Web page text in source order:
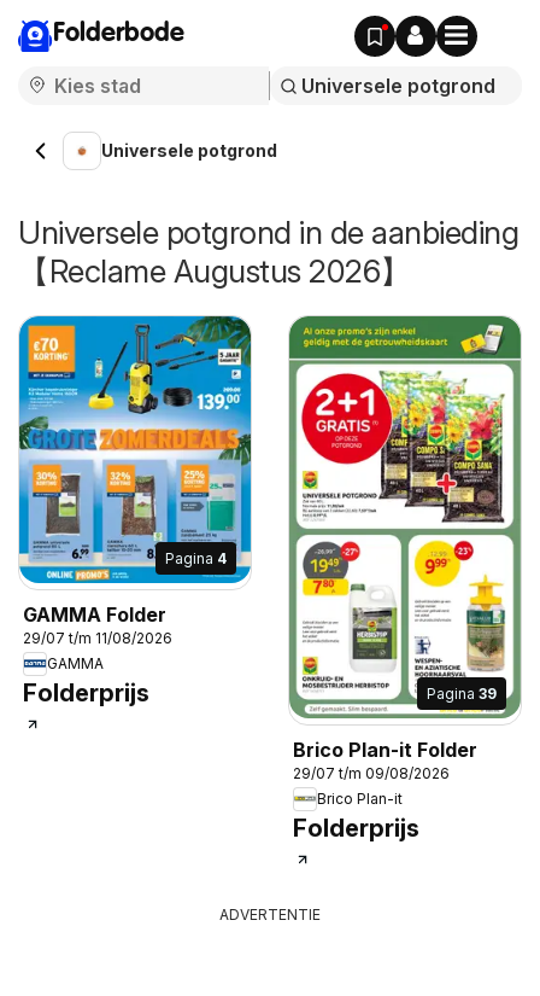
Folderbode
Universele potgrond
Universele potgrond in de aanbieding
【Reclame Augustus 2026】
Pagina 4
GAMMA Folder
29/07 t/m 11/08/2026
GAMMA
Folderprijs Pagina 39
Brico Plan-it Folder
29/07 t/m 09/08/2026
Brico Plan-it
Folderprijs
ADVERTENTIE